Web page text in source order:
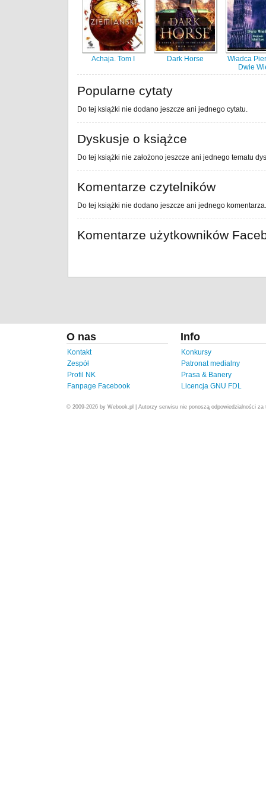
Achaja. Tom I Dark Horse
Władca
Dwie
Popularne cytaty
Do tej książki nie dodano jeszcze ani jednego cytatu.
Dyskusje o książce
Do tej książki nie założono jeszcze ani jednego tematu
Komentarze czytelników
Do tej książki nie dodano jeszcze ani jednego komentarza.
Komentarze użytkowników
O nas
Kontakt
Zespół
Profil NK
Fanpage Facebook
Info
Konkursy
Patronat medialny
Prasa & Banery
Licencja GNU FDL
© 2009-2026 by Webook.pl | Autorzy serwisu nie ponoszą odpowiedzialności